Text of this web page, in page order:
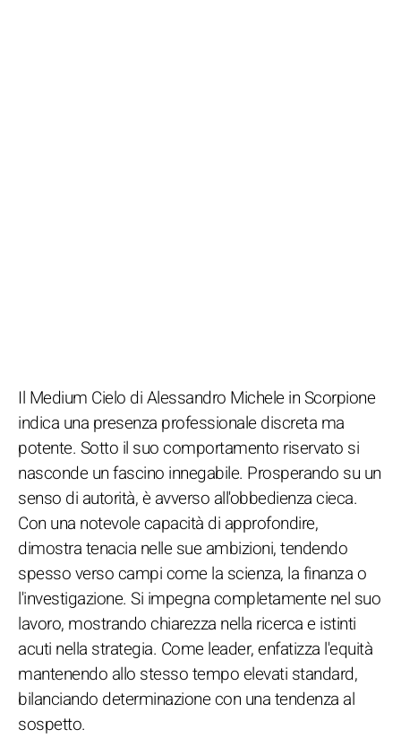
Il Medium Cielo di Alessandro Michele in Scorpione
indica una presenza professionale discreta ma
potente. Sotto il suo comportamento riservato si
nasconde un fascino innegabile. Prosperando su un
senso di autorità, è avverso all'obbedienza cieca.
Con una notevole capacità di approfondire,
dimostra tenacia nelle sue ambizioni, tendendo
spesso verso campi come la scienza, la finanza o
l'investigazione. Si impegna completamente nel suo
lavoro, mostrando chiarezza nella ricerca e istinti
acuti nella strategia. Come leader, enfatizza l'equità
mantenendo allo stesso tempo elevati standard,
bilanciando determinazione con una tendenza al
sospetto.